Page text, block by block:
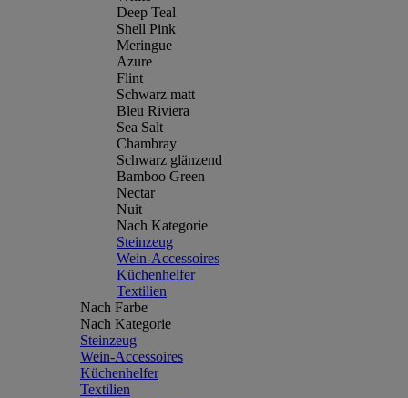
Deep Teal
Shell Pink
Meringue
Azure
Flint
Schwarz matt
Bleu Riviera
Sea Salt
Chambray
Schwarz glänzend
Bamboo Green
Nectar
Nuit
Nach Kategorie
Steinzeug
Wein-Accessoires
Küchenhelfer
Textilien
Nach Farbe
Nach Kategorie
Steinzeug
Wein-Accessoires
Küchenhelfer
Textilien